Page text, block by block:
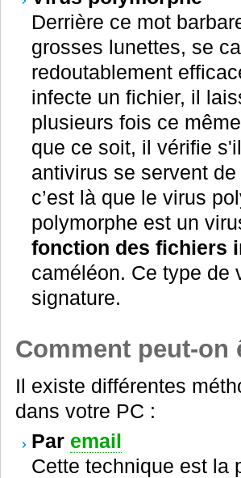
Derrière ce mot
grosses lunettes, se
redoutablement
infecte un fichier, il
plusieurs fois ce
que ce soit, il vérifie
antivirus se servent
c’est là que le virus
polymorphe est un
fonction des fichiers
caméléon. Ce type de
signature.
Comment peut-on
Il existe différentes
dans votre PC :
Par email
Cette technique est la